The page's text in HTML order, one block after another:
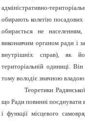
адміністративно-
обирають колегію
обирається не
виконавчим органом ради і
внутрішніх справ), як
територіальній одиниці.
тому володіє значною
Теоретики
що Ради повинні поєднувати
і функції місцевого